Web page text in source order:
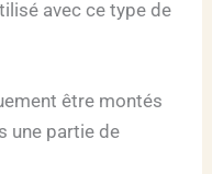
avec ce type de
être montés
une partie de